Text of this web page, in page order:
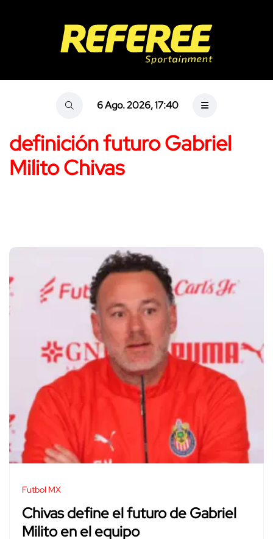
6 Ago. 2026, 17:40
definición futuro Gabriel
Milito Chivas
Futbol MX
Chivas define el futuro de Gabriel
Milito en el equipo